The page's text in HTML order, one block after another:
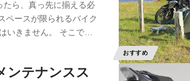
おすすめ
ら、真っ先に揃える必
ペースが限られるバイク
いきません。 そこで…
ンテナンスス